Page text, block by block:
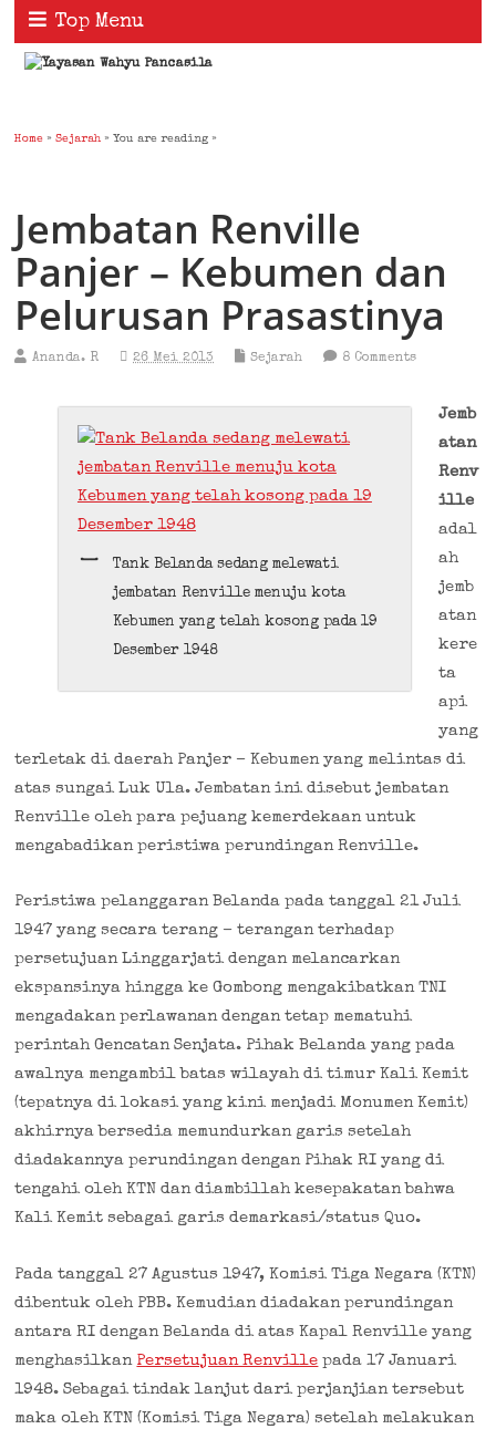
Top Menu
Home »Sejarah » You are reading »
Jembatan Renville
Panjer – Kebumen dan
Pelurusan Prasastinya
Ananda. R 26 Mei 2013 Sejarah 8 Comments
Tank Belanda sedang melewati
jembatan Renville menuju kota
Kebumen yang telah kosong pada 19
Desember 1948
Jemb
atan
Renv
ille
adal
ah
jemb
atan
kere
ta
api
yang
terletak di daerah Panjer – Kebumen yang melintas di
atas sungai Luk Ula. Jembatan ini disebut jembatan
Renville oleh para pejuang kemerdekaan untuk
mengabadikan peristiwa perundingan Renville.
Peristiwa pelanggaran Belanda pada tanggal 21 Juli
1947 yang secara terang – terangan terhadap
persetujuan Linggarjati dengan melancarkan
ekspansinya hingga ke Gombong mengakibatkan TNI
mengadakan perlawanan dengan tetap mematuhi
perintah Gencatan Senjata. Pihak Belanda yang pada
awalnya mengambil batas wilayah di timur Kali Kemit
(tepatnya di lokasi yang kini menjadi Monumen Kemit)
akhirnya bersedia memundurkan garis setelah
diadakannya perundingan dengan Pihak RI yang di
tengahi oleh KTN dan diambillah kesepakatan bahwa
Kali Kemit sebagai garis demarkasi/status Quo.
Pada tanggal 27 Agustus 1947, Komisi Tiga Negara (KTN)
dibentuk oleh PBB. Kemudian diadakan perundingan
antara RI dengan Belanda di atas Kapal Renville yang
menghasilkan Persetujuan Renville pada 17 Januari
1948. Sebagai tindak lanjut dari perjanjian tersebut
maka oleh KTN (Komisi Tiga Negara) setelah melakukan